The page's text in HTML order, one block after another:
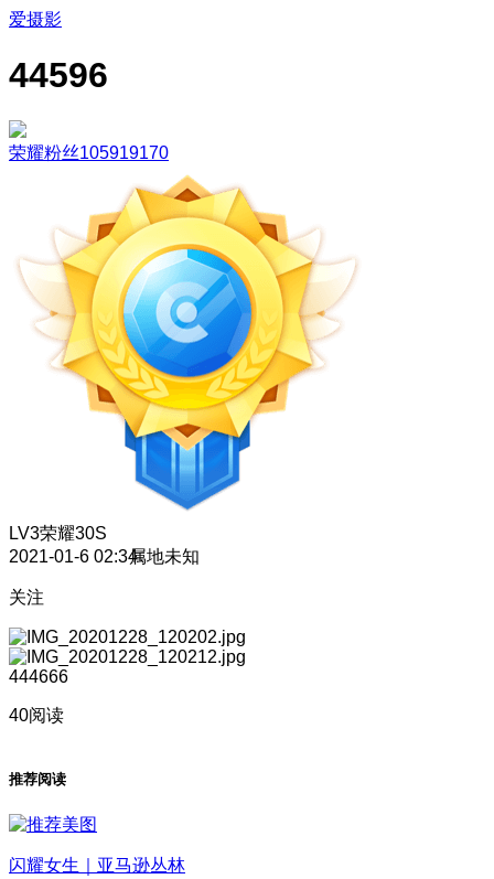
爱摄影
44596
荣耀粉丝105919170
LV3荣耀30S
2021-01-6 02:34属地未知
关注
444666
40阅读
推荐阅读
闪耀女生｜亚马逊丛林